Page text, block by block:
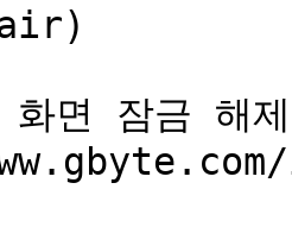
면 잠금 해